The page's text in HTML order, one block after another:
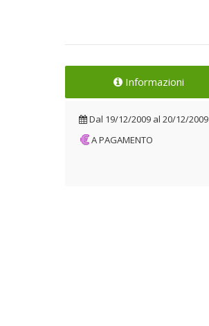
Informazioni
Dal 19/12/2009 al 20/12/2009
A PAGAMENTO